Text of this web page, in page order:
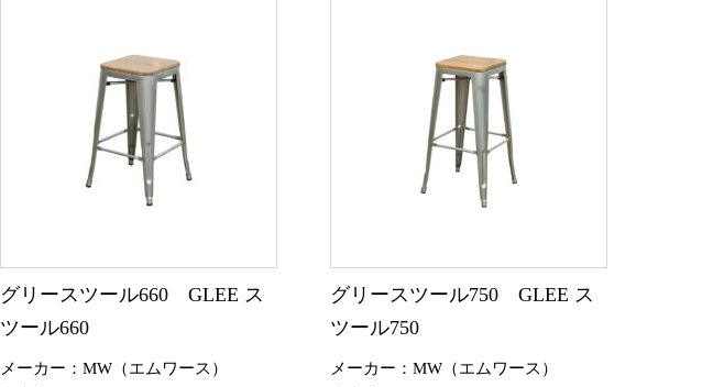
グリースツール660 GLEE ス
ツール660
メーカー：MW（エムワース）
グリースツール750 GLEE ス
ツール750
メーカー：MW（エムワース）